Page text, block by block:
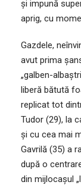
și impună
aprig, cu
Gazdele,
avut prima
„galben-
liberă bătută
replicat tot
Tudor (29), la
și cu cea mai
Gavrilă (35) a
după o
din mijlocașul